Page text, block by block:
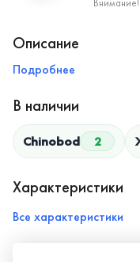
Описание
Подробнее
В наличии
Chinobod 2
Характеристики
Все характеристики